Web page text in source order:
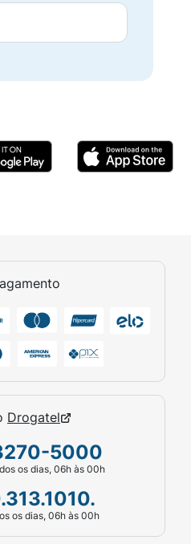
Drogatel
5000
os dias, 06h às 00h
os dias, 06h às 00h